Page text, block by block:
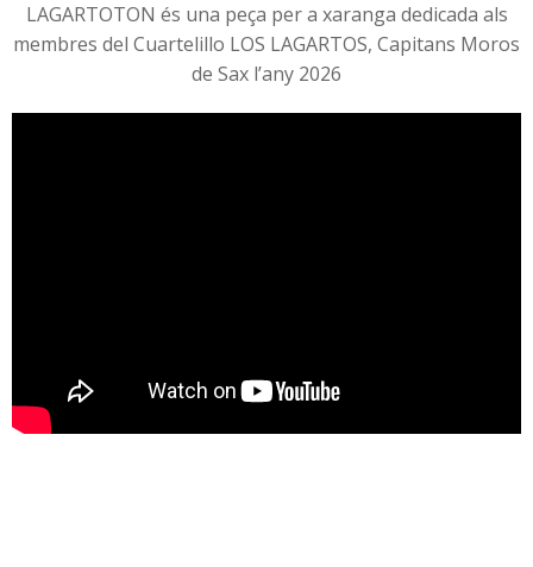
LAGARTOTON és una peça per a xaranga dedicada als
membres del Cuartelillo LOS LAGARTOS, Capitans Moros
de Sax l’any 2026